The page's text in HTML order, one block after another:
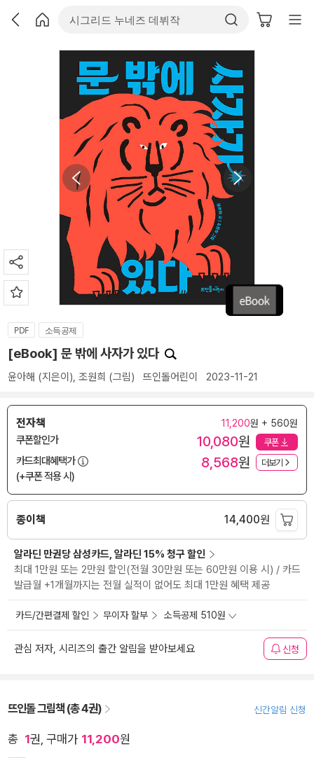
PDF 소득공제
[eBook] 문 밖에 사자가 있다
윤아해 (지은이), 조원희 (그림) 뜨인돌어린이 2023-11-21
전자책 11,200원 + 560원
쿠폰할인가 10,080원 쿠폰
카드최대혜택가
(+쿠폰 적용 시)
8,568원 더보기
종이책 14,400원
알라딘 만권당 삼성카드, 알라딘 15% 청구 할인
최대 1만원 또는 2만원 할인(전월 30만원 또는 60만원 이용 시) / 카드
발급월 +1개월까지는 전월 실적이 없어도 최대 1만원 혜택 제공
카드/간편결제 할인 무이자 할부 소득공제 510원
관심 저자, 시리즈의 출간 알림을 받아보세요 신청
뜨인돌 그림책 (총 4권) 신간알림 신청
총 1권, 구매가 11,200원